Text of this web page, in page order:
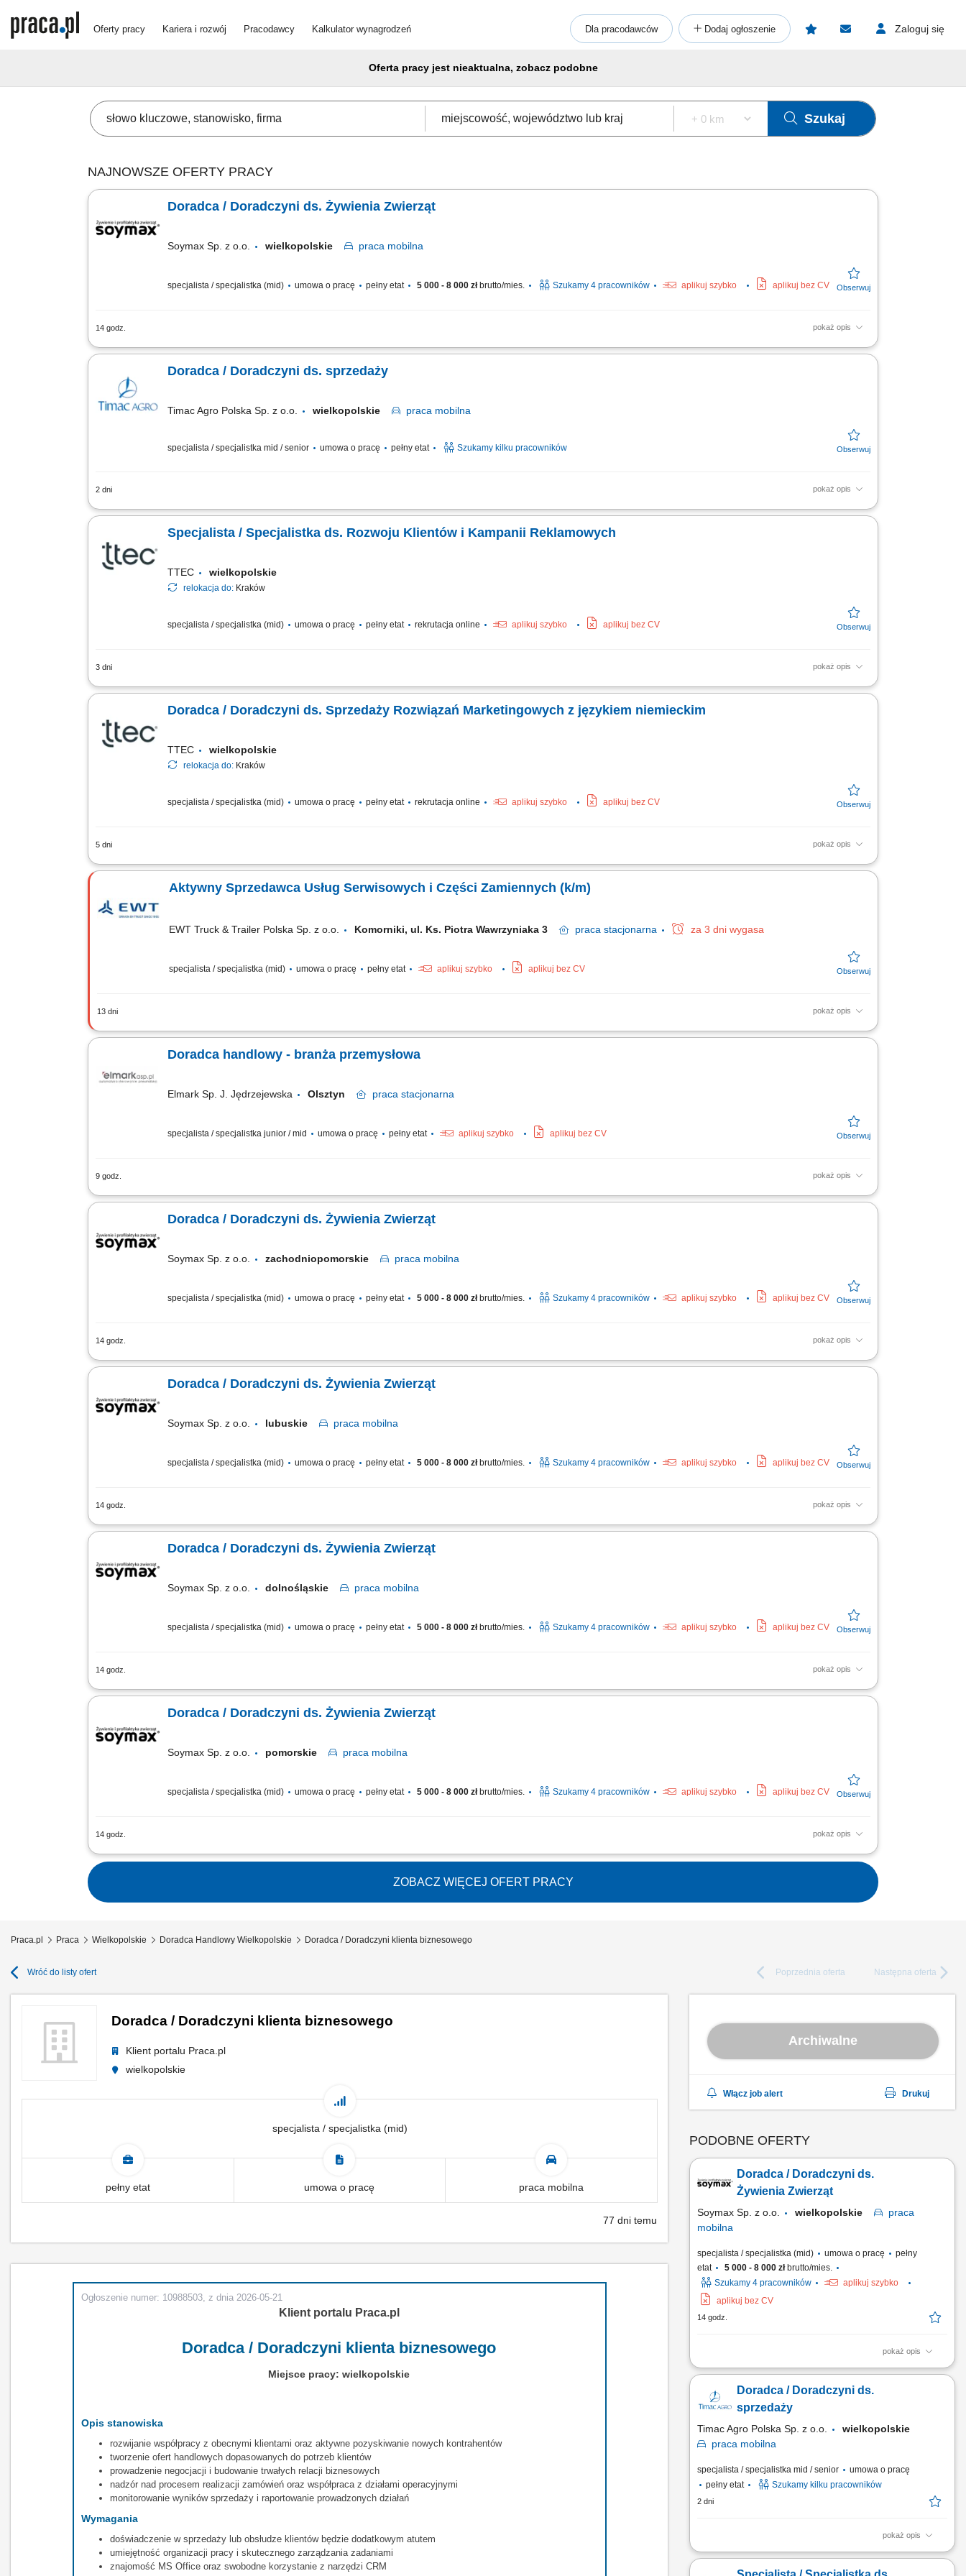
Oferty pracy Kariera i rozwój Pracodawcy Kalkulator wynagrodzeń Dla pracodawców Dodaj ogłoszenie Zaloguj się
Oferta pracy jest nieaktualna, zobacz podobne
Szukaj
NAJNOWSZE OFERTY PRACY
Doradca / Doradczyni ds. Żywienia Zwierząt
Soymax Sp. z o.o. wielkopolskie praca mobilna
specjalista / specjalistka (mid) umowa o pracę pełny etat 5 000 - 8 000 złbrutto/mies. Szukamy 4 pracowników aplikuj szybko aplikuj bez CV
14 godz. pokaż opis
Poszukujemy Konsultantów ds. Żywienia w kilku lokalizacjach w Polsce. Zakres obowiązków: Sprzedaż dodatków paszowych dla bydła na powierzonym terenie.
Doradca / Doradczyni ds. sprzedaży
Timac Agro Polska Sp. z o.o. wielkopolskie praca mobilna
specjalista / specjalistka mid / senior umowa o pracę pełny etat Szukamy kilku pracowników
2 dni pokaż opis
Teren pracy: 2-3 powiaty Zakres Obowiązków: Wizyty u Rolników i budowanie zaufania; Ekspertyza: ocena upraw/zwierząt i rekomendacja najlepszych rozwiązań;
Specjalista / Specjalistka ds. Rozwoju Klientów i Kampanii Reklamowych
TTEC wielkopolskie
relokacja do: Kraków
specjalista / specjalistka (mid) umowa o pracę pełny etat rekrutacja online aplikuj szybko aplikuj bez CV
3 dni pokaż opis
Opis stanowiska rozwijanie współpracy z klientami biznesowymi poprzez regularny kontakt telefoniczny i mailowy, analizowanie wyników kampanii reklamowych oraz
Doradca / Doradczyni ds. Sprzedaży Rozwiązań Marketingowych z językiem niemieckim
TTEC wielkopolskie
relokacja do: Kraków
specjalista / specjalistka (mid) umowa o pracę pełny etat rekrutacja online aplikuj szybko aplikuj bez CV
5 dni pokaż opis
Opis stanowiska prowadzenie konsultacji z klientami i rozwijanie powierzonych kont biznesowych, rekomendowanie działań zwiększających skuteczność kampanii
Aktywny Sprzedawca Usług Serwisowych i Części Zamiennych (k/m)
EWT Truck & Trailer Polska Sp. z o.o. Komorniki, ul. Ks. Piotra Wawrzyniaka 3 praca stacjonarna za 3 dni wygasa
specjalista / specjalistka (mid) umowa o pracę pełny etat aplikuj szybko aplikuj bez CV
13 dni pokaż opis
Obowiązki: Aktywne pozyskiwanie i sprzedaż usług serwisowych oraz części zamiennych; Analiza baz danych Klientów serwisu; Wizyty u Klientów - podtrzymywanie
Doradca handlowy - branża przemysłowa
Elmark Sp. J. Jędrzejewska Olsztyn praca stacjonarna
specjalista / specjalistka junior / mid umowa o pracę pełny etat aplikuj szybko aplikuj bez CV
9 godz. pokaż opis
Twój zakres obowiązków: Reprezentowanie firmy w kontaktach handlowych oraz doradztwo techniczne. Współpraca z dużymi i średnimi firmami produkcyjnymi oraz
Doradca / Doradczyni ds. Żywienia Zwierząt
Soymax Sp. z o.o. zachodniopomorskie praca mobilna
specjalista / specjalistka (mid) umowa o pracę pełny etat 5 000 - 8 000 złbrutto/mies. Szukamy 4 pracowników aplikuj szybko aplikuj bez CV
14 godz. pokaż opis
Poszukujemy Konsultantów ds. Żywienia w kilku lokalizacjach w Polsce. Zakres obowiązków: Sprzedaż dodatków paszowych dla bydła na powierzonym terenie.
Doradca / Doradczyni ds. Żywienia Zwierząt
Soymax Sp. z o.o. lubuskie praca mobilna
specjalista / specjalistka (mid) umowa o pracę pełny etat 5 000 - 8 000 złbrutto/mies. Szukamy 4 pracowników aplikuj szybko aplikuj bez CV
14 godz. pokaż opis
Poszukujemy Konsultantów ds. Żywienia w kilku lokalizacjach w Polsce. Zakres obowiązków: Sprzedaż dodatków paszowych dla bydła na powierzonym terenie.
Doradca / Doradczyni ds. Żywienia Zwierząt
Soymax Sp. z o.o. dolnośląskie praca mobilna
specjalista / specjalistka (mid) umowa o pracę pełny etat 5 000 - 8 000 złbrutto/mies. Szukamy 4 pracowników aplikuj szybko aplikuj bez CV
14 godz. pokaż opis
Poszukujemy Konsultantów ds. Żywienia w kilku lokalizacjach w Polsce. Zakres obowiązków: Sprzedaż dodatków paszowych dla bydła na powierzonym terenie.
Doradca / Doradczyni ds. Żywienia Zwierząt
Soymax Sp. z o.o. pomorskie praca mobilna
specjalista / specjalistka (mid) umowa o pracę pełny etat 5 000 - 8 000 złbrutto/mies. Szukamy 4 pracowników aplikuj szybko aplikuj bez CV
14 godz. pokaż opis
Poszukujemy Konsultantów ds. Żywienia w kilku lokalizacjach w Polsce. Zakres obowiązków: Sprzedaż dodatków paszowych dla bydła na powierzonym terenie.
ZOBACZ WIĘCEJ OFERT PRACY
Praca.pl Praca Wielkopolskie Doradca Handlowy Wielkopolskie Doradca / Doradczyni klienta biznesowego
Wróć do listy ofert Poprzednia oferta Następna oferta
Doradca / Doradczyni klienta biznesowego
Klient portalu Praca.pl
wielkopolskie
specjalista / specjalistka (mid)
pełny etat umowa o pracę praca mobilna
77 dni temu
Ogłoszenie numer: 10988503, z dnia 2026-05-21
Klient portalu Praca.pl
Doradca / Doradczyni klienta biznesowego
Miejsce pracy: wielkopolskie
Opis stanowiska
rozwijanie współpracy z obecnymi klientami oraz aktywne pozyskiwanie nowych kontrahentów
tworzenie ofert handlowych dopasowanych do potrzeb klientów
prowadzenie negocjacji i budowanie trwałych relacji biznesowych
nadzór nad procesem realizacji zamówień oraz współpraca z działami operacyjnymi
monitorowanie wyników sprzedaży i raportowanie prowadzonych działań
Wymagania
doświadczenie w sprzedaży lub obsłudze klientów będzie dodatkowym atutem
umiejętność organizacji pracy i skutecznego zarządzania zadaniami
znajomość MS Office oraz swobodne korzystanie z narzędzi CRM
Archiwalne
Włącz job alert Drukuj
PODOBNE OFERTY
Doradca / Doradczyni ds.
Żywienia Zwierząt
Soymax Sp. z o.o. wielkopolskie
praca
mobilna
specjalista / specjalistka (mid) umowa o pracę
pełny
etat
5 000 - 8 000 złbrutto/mies.
Szukamy 4 pracowników
aplikuj szybko
aplikuj bez CV
14 godz.
pokaż opis
Poszukujemy Konsultantów ds. Żywienia w kilku lokalizacjach
dla bydła na powierzonym terenie. Pozyskiwanie nowych
klientów oraz rozwijanie współpracy z obecnymi partnerami.
Doradca / Doradczyni ds.
sprzedaży
Timac Agro Polska Sp. z o.o.
wielkopolskie
praca mobilna
specjalista / specjalistka mid / senior
umowa o pracę
pełny etat
Szukamy kilku pracowników
2 dni
pokaż opis
Teren pracy: 2-3 powiaty Zakres Obowiązków: Wizyty u